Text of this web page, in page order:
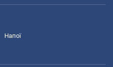
Напої